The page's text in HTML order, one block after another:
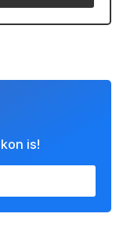
is!